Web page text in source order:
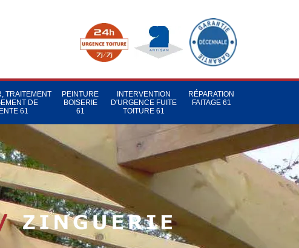
TRAITEMENT
DE
61
PEINTURE
BOISERIE
61
INTERVENTION
D'URGENCE FUITE
TOITURE 61
RÉPARATION
FAITAGE 61